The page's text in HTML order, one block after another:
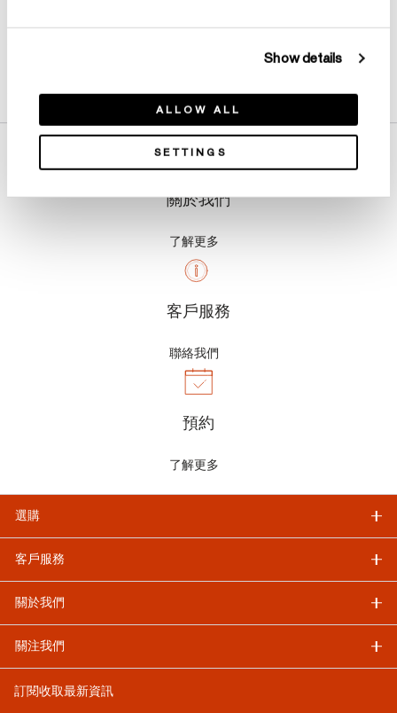
Show details
ALLOW ALL
SETTINGS
關於我們
了解更多
客戶服務
聯絡我們
預約
了解更多
選購
客戶服務
關於我們
關注我們
訂閱收取最新資訊